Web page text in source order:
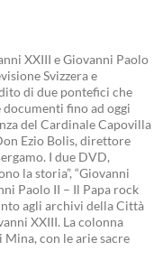
XXIII e Giovanni Paolo
Svizzera e
di due pontefici che
fino ad oggi
del Cardinale Capovilla
Ezio Bolis, direttore
I due DVD,
la storia”, “Giovanni
Paolo II – Il Papa rock
agli archivi della Città
XXIII. La colonna
con le arie sacre